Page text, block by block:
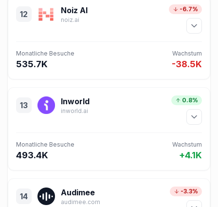
12 Noiz AI
noiz.ai
-6.7%
Monatliche Besuche
535.7K
Wachstum
-38.5K
13 Inworld
inworld.ai
0.8%
Monatliche Besuche
493.4K
Wachstum
+4.1K
14 Audimee
audimee.com
-3.3%